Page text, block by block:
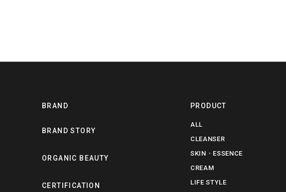
BRAND
BRAND STORY
ORGANIC BEAUTY
CERTIFICATION
PRODUCT
ALL
CLEANSER
SKIN・ESSENCE
CREAM
LIFE STYLE